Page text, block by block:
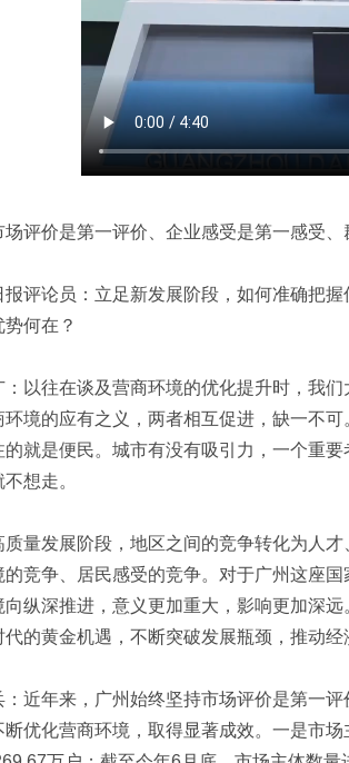
场评价是第一评价、企业感受是第一感受
报评论员：立足新发展阶段，如何准确把
势何在？
：以往在谈及营商环境的优化提升时，我
环境的应有之义，两者相互促进，缺一不
的就是便民。城市有没有吸引力，一个重
想走。
质量发展阶段，地区之间的竞争转化为人
的竞争、居民感受的竞争。对于广州这座
向纵深推进，意义更加重大，影响更加深
代的黄金机遇，不断突破发展瓶颈，推动经
：近年来，广州始终坚持市场评价是第一
断优化营商环境，取得显著成效。一是市